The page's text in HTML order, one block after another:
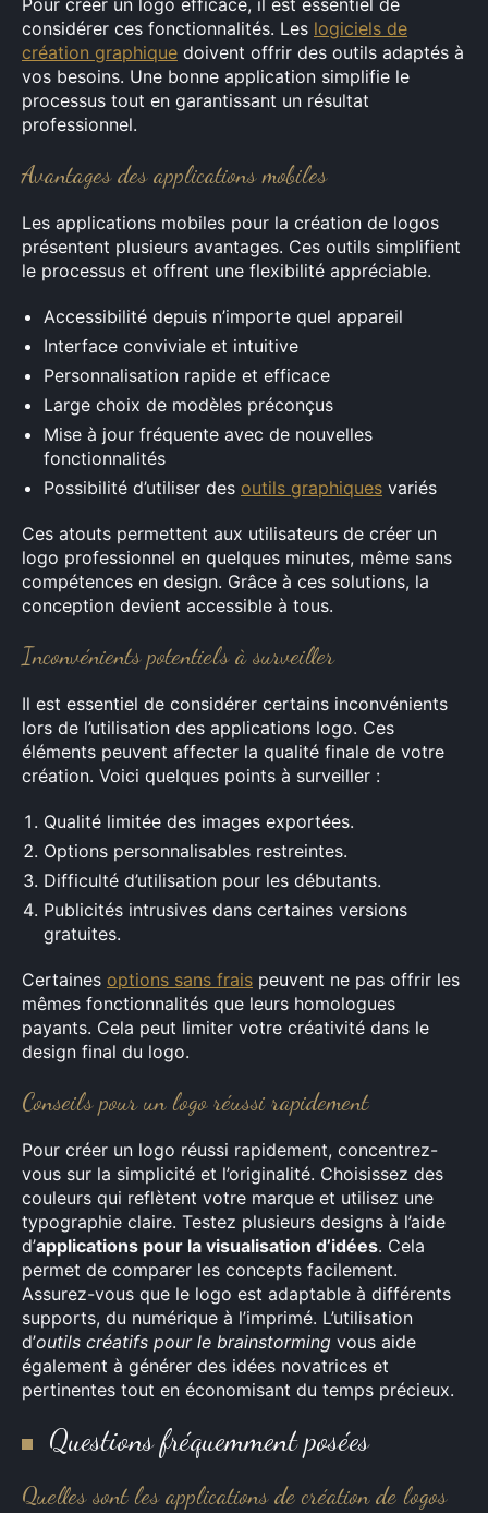
Pour créer un logo efficace, il est essentiel de
considérer ces fonctionnalités. Les logiciels de
création graphique doivent offrir des outils adaptés à
vos besoins. Une bonne application simplifie le
processus tout en garantissant un résultat
professionnel.
Avantages des applications mobiles
Les applications mobiles pour la création de logos
présentent plusieurs avantages. Ces outils simplifient
le processus et offrent une flexibilité appréciable.
Accessibilité depuis n’importe quel appareil
Interface conviviale et intuitive
Personnalisation rapide et efficace
Large choix de modèles préconçus
Mise à jour fréquente avec de nouvelles
fonctionnalités
Possibilité d’utiliser des outils graphiques variés
Ces atouts permettent aux utilisateurs de créer un
logo professionnel en quelques minutes, même sans
compétences en design. Grâce à ces solutions, la
conception devient accessible à tous.
Inconvénients potentiels à surveiller
Il est essentiel de considérer certains inconvénients
lors de l’utilisation des applications logo. Ces
éléments peuvent affecter la qualité finale de votre
création. Voici quelques points à surveiller :
Qualité limitée des images exportées.
Options personnalisables restreintes.
Difficulté d’utilisation pour les débutants.
Publicités intrusives dans certaines versions
gratuites.
Certaines options sans frais peuvent ne pas offrir les
mêmes fonctionnalités que leurs homologues
payants. Cela peut limiter votre créativité dans le
design final du logo.
Conseils pour un logo réussi rapidement
Pour créer un logo réussi rapidement, concentrez-
vous sur la simplicité et l’originalité. Choisissez des
couleurs qui reflètent votre marque et utilisez une
typographie claire. Testez plusieurs designs à l’aide
d’applications pour la visualisation d’idées. Cela
permet de comparer les concepts facilement.
Assurez-vous que le logo est adaptable à différents
supports, du numérique à l’imprimé. L’utilisation
d’outils créatifs pour le brainstorming vous aide
également à générer des idées novatrices et
pertinentes tout en économisant du temps précieux.
Questions fréquemment posées
Quelles sont les applications de création de logos
×
: